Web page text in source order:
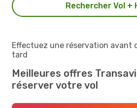
Rechercher Vol +
Effectuez une réservation avant
tard
Meilleures offres
réserver votre vol